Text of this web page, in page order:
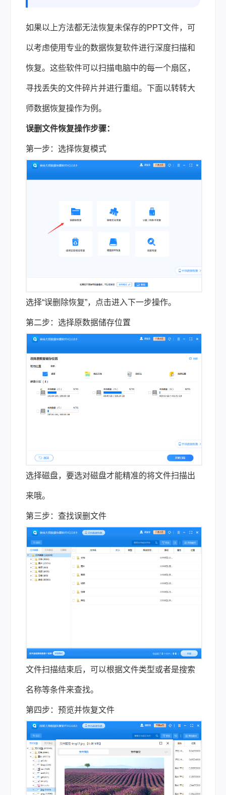
如果以上方法都无法恢复未保存的PPT文件，可
以考虑使用专业的数据恢复软件进行深度扫描和
恢复。这些软件可以扫描电脑中的每一个扇区，
寻找丢失的文件碎片并进行重组。下面以转转大
师数据恢复操作为例。
误删文件恢复操作步骤：
第一步：选择恢复模式
选择“误删除恢复”，点击进入下一步操作。
第二步：选择原数据储存位置
选择磁盘，要选对磁盘才能精准的将文件扫描出
来哦。
第三步：查找误删文件
文件扫描结束后，可以根据文件类型或者是搜索
名称等条件来查找。
第四步：预览并恢复文件